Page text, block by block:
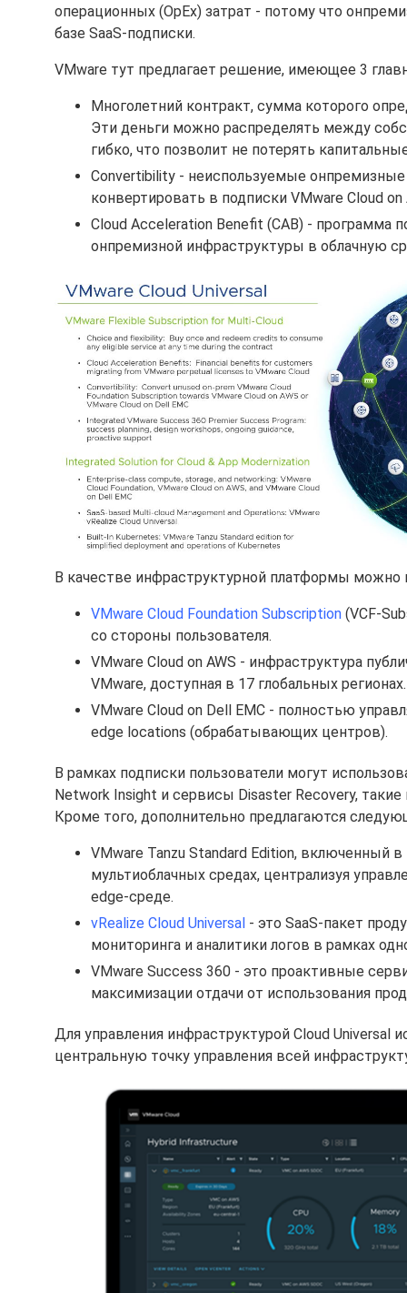
операционных (OpEx) затрат - потому что
базе SaaS-подписки.
VMware тут предлагает решение, имеющее 3
Многолетний контракт, сумма которого
Эти деньги можно распределять между
гибко, что позволит не потерять
Convertibility - неиспользуемые онпремизные
конвертировать в подписки VMware Cloud on
Cloud Acceleration Benefit (CAB) - программа
онпремизной инфраструктуры в облачную
В качестве инфраструктурной платформы
VMware Cloud Foundation Subscription (VCF-
со стороны пользователя.
VMware Cloud on AWS - инфраструктура
VMware, доступная в 17 глобальных регионах.
VMware Cloud on Dell EMC - полностью
edge locations (обрабатывающих центров).
В рамках подписки пользователи могут
Network Insight и сервисы Disaster Recovery,
Кроме того, дополнительно предлагаются
VMware Tanzu Standard Edition, включенный
мультиоблачных средах, централизуя
edge-среде.
vRealize Cloud Universal - это SaaS-пакет
мониторинга и аналитики логов в рамках
VMware Success 360 - это проактивные
максимизации отдачи от использования
Для управления инфраструктурой Cloud Universal
центральную точку управления всей